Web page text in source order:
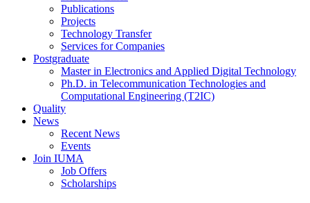
Publications
Projects
Technology Transfer
Services for Companies
Postgraduate
Master in Electronics and Applied Digital Technology
Ph.D. in Telecommunication Technologies and
Computational Engineering (T2IC)
Quality
News
Recent News
Events
Join IUMA
Job Offers
Scholarships